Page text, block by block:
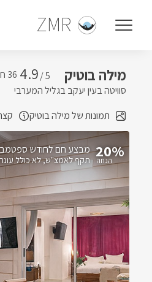
ZMR
מילה בוטיק 5 /
4.9
סוויטה בעין יעקב בגליל המערבי
תמונות של מילה בוטיק
20% תקף לאמצ"ש לא כולל